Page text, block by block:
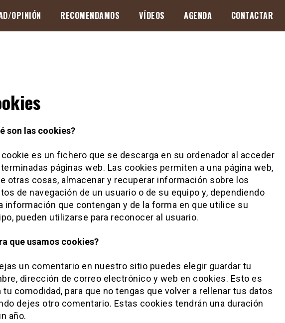
OPINIÓN RECOMENDAMOS VÍDEOS AGENDA CONTACTAR
son las cookies?
cookie es un fichero que se descarga en su ordenador al acceder
páginas web. Las cookies permiten a una página web,
otras cosas, almacenar y recuperar información sobre los
de navegación de un usuario o de su equipo y, dependiendo
información que contengan y de la forma en que utilice su
pueden utilizarse para reconocer al usuario.
que usamos cookies?
un comentario en nuestro sitio puedes elegir guardar tu
dirección de correo electrónico y web en cookies. Esto es
tu comodidad, para que no tengas que volver a rellenar tus datos
dejes otro comentario. Estas cookies tendrán una duración
año.